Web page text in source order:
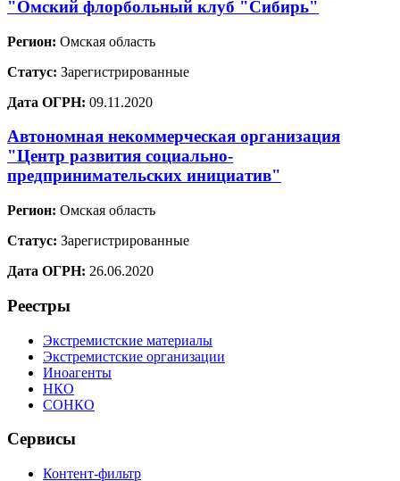
"Омский флорбольный клуб "Сибирь"
Регион: Омская область
Статус: Зарегистрированные
Дата ОГРН: 09.11.2020
Автономная некоммерческая организация
"Центр развития социально-
предпринимательских инициатив"
Регион: Омская область
Статус: Зарегистрированные
Дата ОГРН: 26.06.2020
Реестры
Экстремистские материалы
Экстремистские организации
Иноагенты
НКО
СОНКО
Сервисы
Контент-фильтр